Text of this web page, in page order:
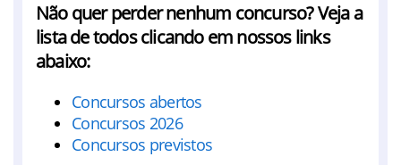
Não quer perder nenhum concurso? Veja a
lista de todos clicando em nossos links
abaixo:
Concursos abertos
Concursos 2026
Concursos previstos